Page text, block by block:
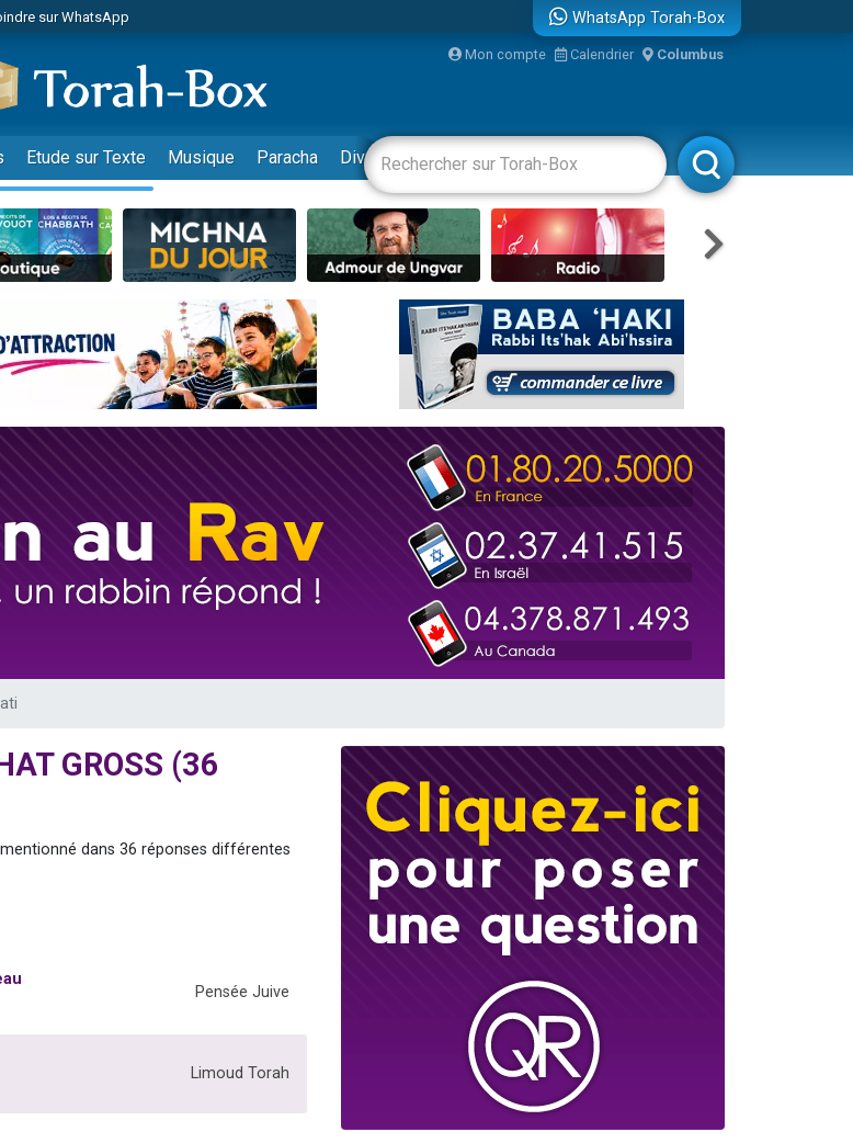
sur WhatsApp
don pour 5 jours de vacances aux Orphelins
don pour Diane, 80 ans, dans un appartement insalubre
une bénédiction
sur WhatsApp
un don pour Sauvez la jambe de Yohan
groupe sur Zoom
sur WhatsApp
sur WhatsApp
sur WhatsApp
Box Music
don pour Tsédaka : pauvres d'Israel
grandeur n°104 : Le Chabbath et le Birkat Hamazone à travers le temps
une bénédiction
groupe sur Zoom
WhatsApp Torah-Box
Mon compte Calendrier Columbus
Etude sur Texte Musique Paracha Divertissements Livres Rabbanim
GROSS (36
dans 36 réponses différentes
Pensée Juive
Limoud Torah